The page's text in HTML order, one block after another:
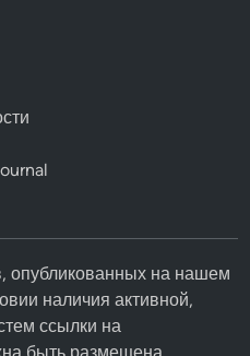
опубликованных на нашем
наличия активной,
ссылки на